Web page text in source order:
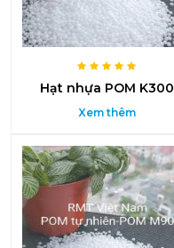
Hạt nhựa POM K300
Xem thêm